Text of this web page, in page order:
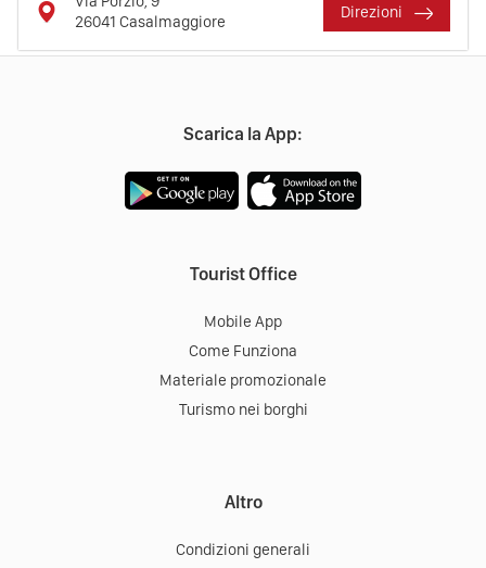
26041 Casalmaggiore
Direzioni
Scarica la App:
Tourist Office
Mobile App
Come Funziona
Materiale promozionale
Turismo nei borghi
Altro
Condizioni generali